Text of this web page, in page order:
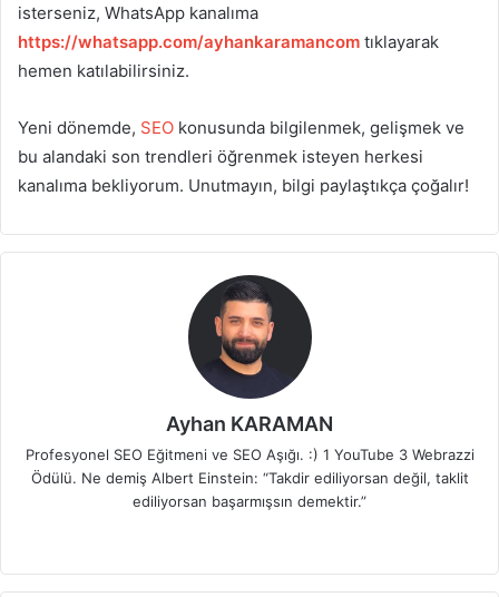
isterseniz, WhatsApp kanalıma
https://whatsapp.com/ayhankaramancom tıklayarak
hemen katılabilirsiniz.
Yeni dönemde, SEO konusunda bilgilenmek, gelişmek ve
bu alandaki son trendleri öğrenmek isteyen herkesi
kanalıma bekliyorum. Unutmayın, bilgi paylaştıkça çoğalır!
Ayhan KARAMAN
Profesyonel SEO Eğitmeni ve SEO Aşığı. :) 1 YouTube 3 Webrazzi
Ödülü. Ne demiş Albert Einstein: “Takdir ediliyorsan değil, taklit
ediliyorsan başarmışsın demektir.”
bo
dIn ub
ra